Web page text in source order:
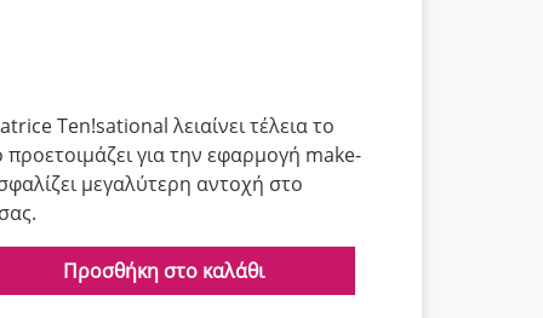
Ten!sational λειαίνει τέλεια το
προετοιμάζει για την εφαρμογή make-
μεγαλύτερη αντοχή στο
Προσθήκη στο καλάθι